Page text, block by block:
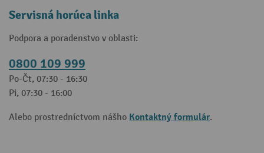
Servisná horúca linka
Podpora a poradenstvo v oblasti:
0800 109 999
Po-Čt, 07:30 - 16:30
Pi, 07:30 - 16:00
Alebo prostredníctvom nášho Kontaktný formulár.